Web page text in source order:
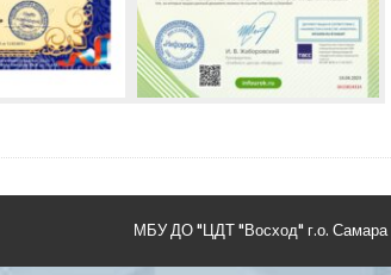
МБУ ДО "ЦДТ "Восход" г.о. Самара